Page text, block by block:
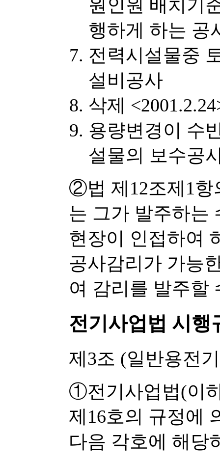
원인원 배치기
행하게 하는 공
전력시설물중
설비공사
삭제
용량변경이 수
설물의 보수공
②법 제12조제1항
는 그가 발주하는
현장이 인접하여
공사감리가 가능
여 감리를 발주할
전기사업법 시행
제3조 (일반용전
①전기사업법(이
제16호의 규정에
다음 각호에 해당